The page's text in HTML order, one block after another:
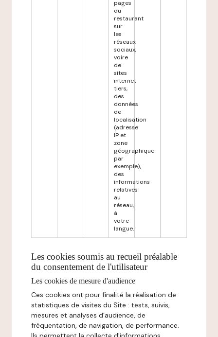
pages
du
restaurant
sur
les
réseaux
sociaux,
voire
de
sites
internet
tiers,
des
données
de
localisation
(adresse
IP et
zone
géographique
par
exemple),
des
informations
relatives
au
réseau,
à
votre
langue.
Les cookies soumis au recueil préalable
du consentement de l'utilisateur
Les cookies de mesure d'audience
Ces cookies ont pour finalité la réalisation de
statistiques de visites du Site : tests, suivis,
mesures et analyses d'audience, de
fréquentation, de navigation, de performance.